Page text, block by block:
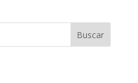
Buscar